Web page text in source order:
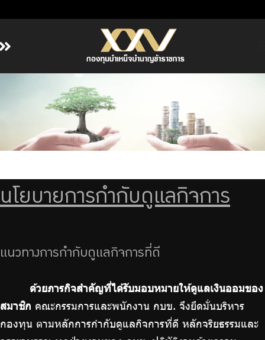
เกี่ยวกับ กบข.
รายงานผลการดำเนินงาน
บริการเจ้าหน้าที่ส่วนราชการ
ติดต่อเรา
นโยบายการกำกับดูแลกิจการ
แนวทางการกำกับดูแลกิจการที่ดี
ด้วยภารกิจสำคัญที่ได้รับมอบหมายให้ดูแลเงินออมของ
สมาชิก คณะกรรมการและพนักงาน กบข. จึงยึดมั่นบริหาร
กองทุน ตามหลักการกำกับดูแลกิจการที่ดี หลักจริยธรรมและ